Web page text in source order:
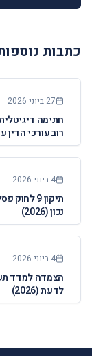
כתבות
27 ביוני 2026
רוב עורכי הדין
4 ביוני 2026
תיקון 9
נכון (2026)
4 ביוני 2026
הצמדה למדד
לדעת (2026)